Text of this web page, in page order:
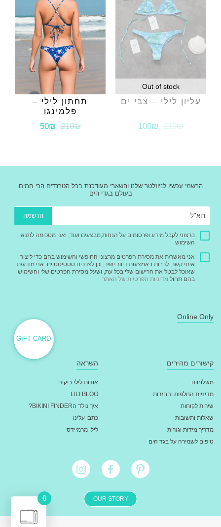
Out of stock
עליון לילי – צבי ים
210₪
100₪
תחתון לילי –
פלמינגו
210₪
50₪
הרשמי עכשיו לניוזלטר שלנו והשארי מעודכנת בכל הטרנדים הכי חמים
בעולם בגדי הים
הרשמה
ברצוני לקבל מידע ופרסומים על הנחות,מבצעים ועוד, ואני מסכימה לתנאי
השימוש
אני מאשר/ת את מסירת הפרטים מרצוני החופשי והשימוש בהם כדי ליצור
איתי קשר, לרבות באמצעות דיוור ישיר, וכן לצרכים סטטיסטיים. אני מודע/ת
שאוכל לבטל את הרישום שלי בכל עת, ושעל מסירת הפרטים שלי והשימוש
בהם תחול מדיניות הפרטיות של האתר
Online Only
GIFT CARD
קישורים מהירים
משלוחים
מדיניות החלפות והחזרות
שירות לקוחות
שאלות ותשובות
מדריך מידות וגזרות
טיפים לשמירה על בגד הים
השראה
אודות לילי ביקיני
LILI BLOG
איך נולד הBIKINI FINDER?
כתבו עלינו
לילי מרמיידס
OUR STORY
0
מעבר לתשלום - ₪0